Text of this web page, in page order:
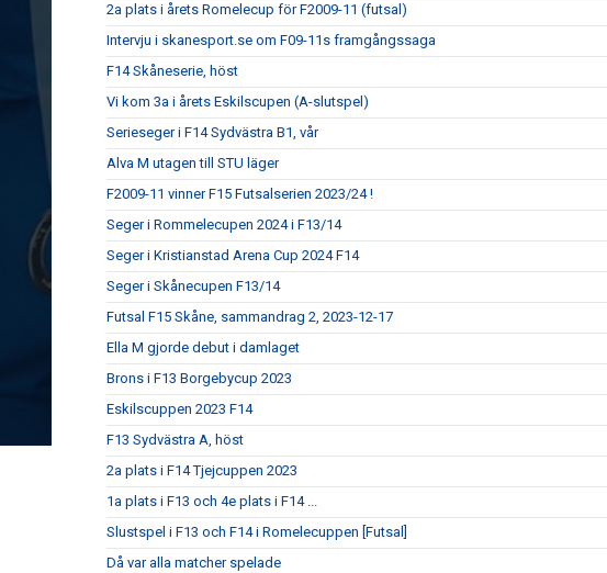
2a plats i årets Romelecup för F2009-11 (futsal)
Intervju i skanesport.se om F09-11s framgångssaga
F14 Skåneserie, höst
Vi kom 3a i årets Eskilscupen (A-slutspel)
Serieseger i F14 Sydvästra B1, vår
Alva M utagen till STU läger
F2009-11 vinner F15 Futsalserien 2023/24 !
Seger i Rommelecupen 2024 i F13/14
Seger i Kristianstad Arena Cup 2024 F14
Seger i Skånecupen F13/14
Futsal F15 Skåne, sammandrag 2, 2023-12-17
Ella M gjorde debut i damlaget
Brons i F13 Borgebycup 2023
Eskilscuppen 2023 F14
F13 Sydvästra A, höst
2a plats i F14 Tjejcuppen 2023
1a plats i F13 och 4e plats i F14 ...
Slustspel i F13 och F14 i Romelecuppen [Futsal]
Då var alla matcher spelade